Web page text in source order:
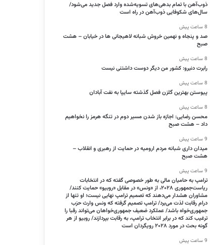
ذوب‌آهن با تمام بدهی‌های تسویه‌شده وارد فصل جدید می‌شود/
سال‌های شکوفایی ذوب‌آهن در راه است
8 ساعت پیش
صد و پنجاه و نهمین خروش شبانه لاهیجانی ها در خیابان – هشت
صبح
8 ساعت پیش
رابرت دنیرو: کشور من دیگر دوست داشتنی نیست
8 ساعت پیش
پیوستن بهترین گلزن فصل گذشته سایپا به نفت آبادان
8 ساعت پیش
محسن رضایی: اجازه باز شدن مسیر دوم در تنگه هرمز را نخواهیم
داد – هشت صبح
9 ساعت پیش
میدان داری شبانه مردم ارومیه در حمایت از رهبری و انقلاب –
هشت صبح
9 ساعت پیش
ترامپ به حامیان مالی به طور خصوصی گفته که در انتخابات
ریاست‌جمهوری ۲۰۲۸، از «ونس» در مقابل «روبیو» حمایت کنند/
مشاوران هشدار می‌دهند که تصمیم ترامپ نهایی نیست؛ او تنها از
درام رقابت لذت می‌برد/ ترامپ تصمیم گرفته که ونس وارث حزب
جمهوری‌خواه باشد/ عملکرد ضعیف جمهوری‌خواهان می‌تواند رقبا را
ترغیب کند که در برابر انتخاب ترامپ، به رقابت بپردازند/ روبیو از هر
گونه بحث در مورد ۲۰۲۸ رویگردان است
9 ساعت پیش